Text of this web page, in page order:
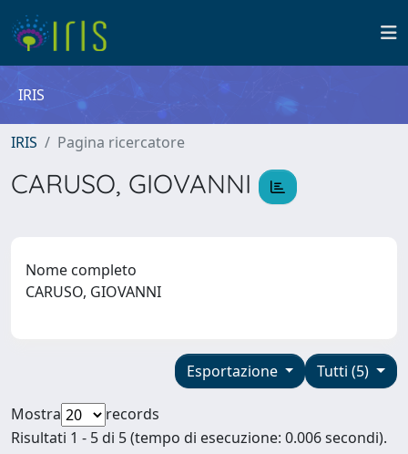
IRIS
IRIS Pagina ricercatore
CARUSO, GIOVANNI
Nome completo
CARUSO, GIOVANNI
Tutti (5)
Esportazione
Mostra
records
Risultati 1 - 5 di 5 (tempo di esecuzione: 0.006 secondi).